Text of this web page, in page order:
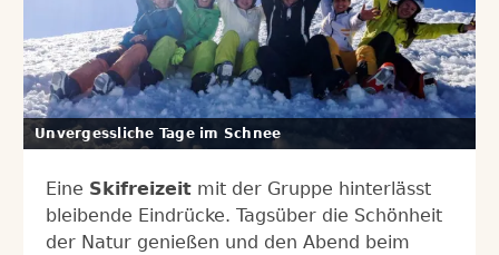
Unvergessliche Tage im Schnee
Eine Skifreizeit mit der Gruppe hinterlässt
bleibende Eindrücke. Tagsüber die Schönheit
der Natur genießen und den Abend beim